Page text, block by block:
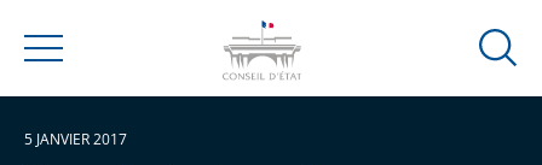
Menu
Ouvrir
5 JANVIER 2017